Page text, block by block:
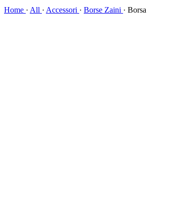
Home · All · Accessori · Borse Zaini · Borsa